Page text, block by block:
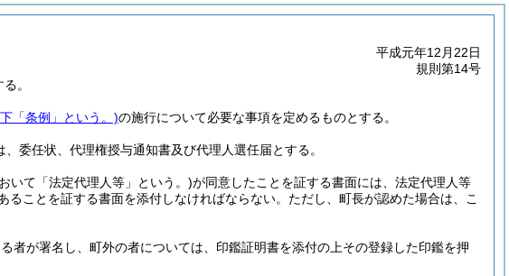
平成元年12月22日
規則第14号
。
「条例」という。)の施行について必要な事項を定めるものとする。
委任状、代理権授与通知書及び代理人選任届とする。
いて「法定代理人等」という。)が同意したことを証する書面には、法定代理人等
ことを証する書面を添付しなければならない。 ただし、町長が認めた場合は、こ
者が署名し、町外の者については、印鑑証明書を添付の上その登録した印鑑を押